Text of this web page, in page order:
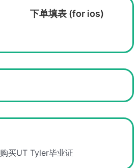
下单填表 (for ios)
购买UT Tyler毕业证